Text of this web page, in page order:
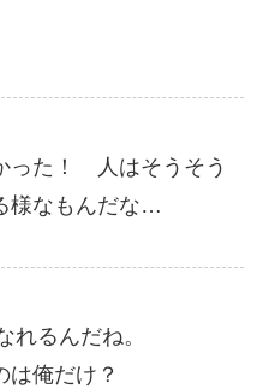
った！ 人はそうそう
様なもんだな…
れるんだね。
は俺だけ︎？